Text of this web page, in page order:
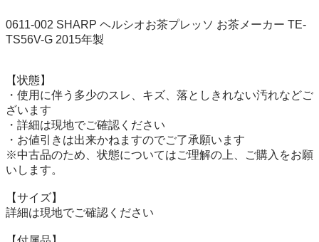
0611-002 SHARP ヘルシオお茶プレッソ お茶メーカー TE-
TS56V-G 2015年製
【状態】
・使用に伴う多少のスレ、キズ、落としきれない汚れなどご
ざいます
・詳細は現地でご確認ください
・お値引きは出来かねますのでご了承願います
※中古品のため、状態についてはご理解の上、ご購入をお願
いします。
【サイズ】
詳細は現地でご確認ください